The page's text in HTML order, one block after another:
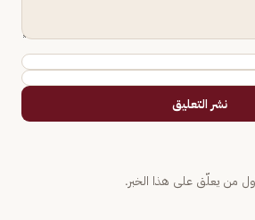
نشر التعليق
من يعلّق على هذا الخبر.